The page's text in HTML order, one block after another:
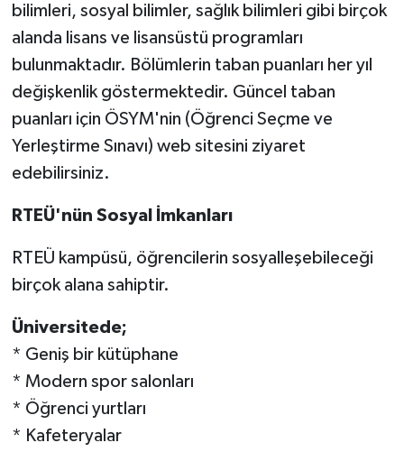
bilimleri, sosyal bilimler, sağlık bilimleri gibi birçok
alanda lisans ve lisansüstü programları
bulunmaktadır. Bölümlerin taban puanları her yıl
değişkenlik göstermektedir. Güncel taban
puanları için ÖSYM'nin (Öğrenci Seçme ve
Yerleştirme Sınavı) web sitesini ziyaret
edebilirsiniz.
RTEÜ'nün Sosyal İmkanları
RTEÜ kampüsü, öğrencilerin sosyalleşebileceği
birçok alana sahiptir.
Üniversitede;
* Geniş bir kütüphane
* Modern spor salonları
* Öğrenci yurtları
* Kafeteryalar